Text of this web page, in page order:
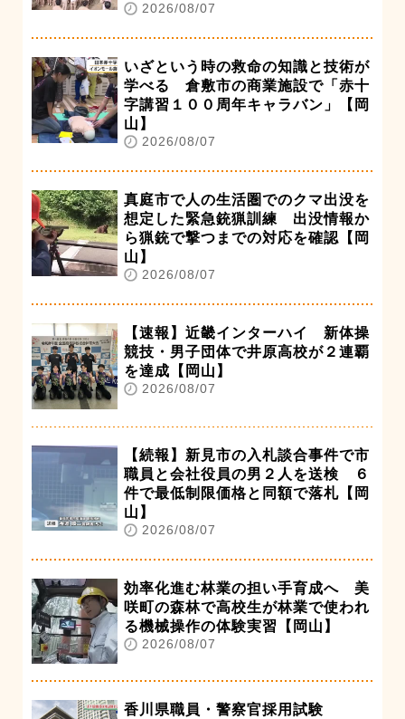
2026/08/07
いざという時の救命の知識と技術が
学べる 倉敷市の商業施設で「赤十
字講習１００周年キャラバン」【岡
山】
2026/08/07
真庭市で人の生活圏でのクマ出没を
想定した緊急銃猟訓練 出没情報か
ら猟銃で撃つまでの対応を確認【岡
山】
2026/08/07
【速報】近畿インターハイ 新体操
競技・男子団体で井原高校が２連覇
を達成【岡山】
2026/08/07
【続報】新見市の入札談合事件で市
職員と会社役員の男２人を送検 ６
件で最低制限価格と同額で落札【岡
山】
2026/08/07
効率化進む林業の担い手育成へ 美
咲町の森林で高校生が林業で使われ
る機械操作の体験実習【岡山】
2026/08/07
香川県職員・警察官採用試験